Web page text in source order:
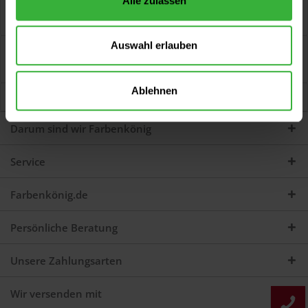
Auswahl erlauben
Ablehnen
Strukturspray (Transparent) ColorMatic Strukturspray
ermöglicht die Struktur-Nachbildung auf...mehr
Jetzt Bewertungen zum Artikel lesen...mehr
Darum sind wir Farbenkönig
Service
Farbenkönig.de
Persönliche Beratung
Unsere Zahlungsarten
Wir versenden mit